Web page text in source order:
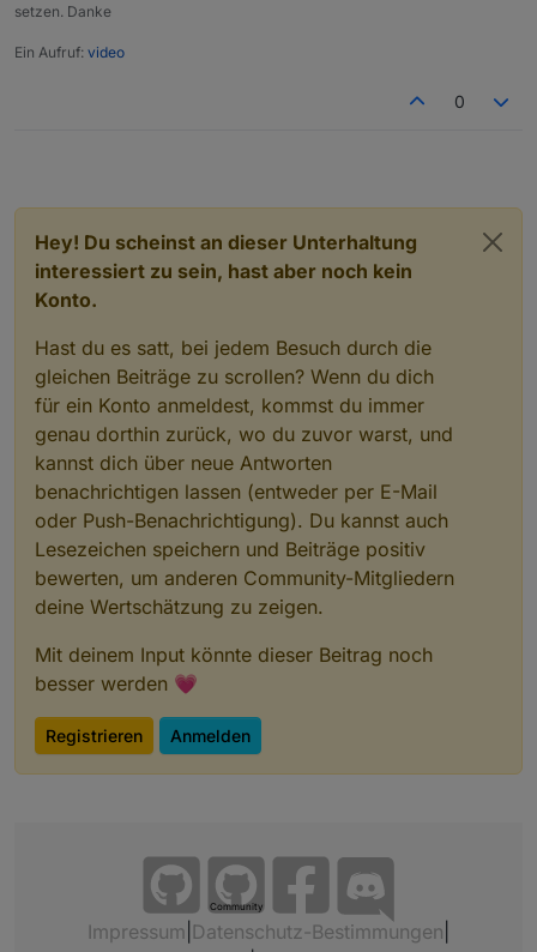
setzen. Danke
Ein Aufruf: video
0
Hey! Du scheinst an dieser Unterhaltung
interessiert zu sein, hast aber noch kein
Konto.
Hast du es satt, bei jedem Besuch durch die
gleichen Beiträge zu scrollen? Wenn du dich
für ein Konto anmeldest, kommst du immer
genau dorthin zurück, wo du zuvor warst, und
kannst dich über neue Antworten
benachrichtigen lassen (entweder per E-Mail
oder Push-Benachrichtigung). Du kannst auch
Lesezeichen speichern und Beiträge positiv
bewerten, um anderen Community-Mitgliedern
deine Wertschätzung zu zeigen.
Mit deinem Input könnte dieser Beitrag noch
besser werden 💗
Registrieren Anmelden
Community
Impressum Datenschutz-Bestimmungen